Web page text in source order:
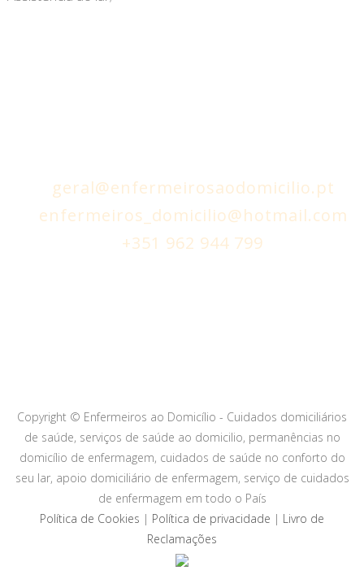
geral@enfermeirosaodomicilio.pt
enfermeiros_domicilio@hotmail.com
+351 962 944 799
Copyright © Enfermeiros ao Domicílio - Cuidados domiciliários
de saúde, serviços de saúde ao domicilio, permanências no
domicílio de enfermagem, cuidados de saúde no conforto do
seu lar, apoio domiciliário de enfermagem, serviço de cuidados
de enfermagem em todo o País
Política de Cookies | Política de privacidade | Livro de
Reclamações